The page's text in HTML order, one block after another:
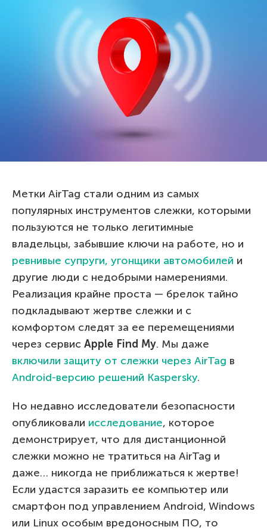
Метки AirTag стали одним из самых
популярных инструментов слежки, которыми
пользуются не только легитимные
владельцы, забывшие ключи на работе, но и
ревнивые супруги, угонщики автомобилей и
другие люди с недобрыми намерениями.
Реализация крайне проста — брелок тайно
подкладывают жертве слежки и с
комфортом следят за ее перемещениями
через сервис Apple Find My. Мы даже
включили защиту от слежки через AirTag в
Android-версию решений Kaspersky.
Но недавно исследователи безопасности
опубликовали исследование, которое
демонстрирует, что для дистанционной
слежки можно не тратиться на AirTag и
даже… никогда не приближаться к жертве!
Если удастся заразить ее компьютер или
смартфон под управлением Android, Windows
или Linux особым вредоносным ПО, то